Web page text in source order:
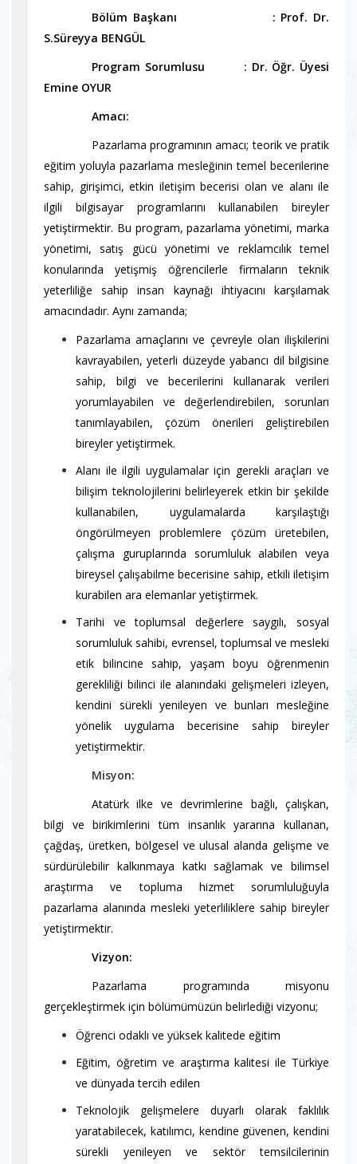
Bölüm Başkanı : Prof. Dr.
S.Süreyya BENGÜL
Program Sorumlusu : Dr. Öğr. Üyesi
Emine OYUR
Amacı:
Pazarlama programının amacı; teorik ve pratik
eğitim yoluyla pazarlama mesleğinin temel becerilerine
sahip, girişimci, etkin iletişim becerisi olan ve alanı ile
ilgili bilgisayar programlarını kullanabilen bireyler
yetiştirmektir. Bu program, pazarlama yönetimi, marka
yönetimi, satış gücü yönetimi ve reklamcılık temel
konularında yetişmiş öğrencilerle firmaların teknik
yeterliliğe sahip insan kaynağı ihtiyacını karşılamak
amacındadır. Aynı zamanda;
Pazarlama amaçlarını ve çevreyle olan ilişkilerini
kavrayabilen, yeterli düzeyde yabancı dil bilgisine
sahip, bilgi ve becerilerini kullanarak verileri
yorumlayabilen ve değerlendirebilen, sorunları
tanımlayabilen, çözüm önerileri geliştirebilen
bireyler yetiştirmek.
Alanı ile ilgili uygulamalar için gerekli araçları ve
bilişim teknolojilerini belirleyerek etkin bir şekilde
kullanabilen, uygulamalarda karşılaştığı
öngörülmeyen problemlere çözüm üretebilen,
çalışma guruplarında sorumluluk alabilen veya
bireysel çalışabilme becerisine sahip, etkili iletişim
kurabilen ara elemanlar yetiştirmek.
Tarihi ve toplumsal değerlere saygılı, sosyal
sorumluluk sahibi, evrensel, toplumsal ve mesleki
etik bilincine sahip, yaşam boyu öğrenmenin
gerekliliği bilinci ile alanındaki gelişmeleri izleyen,
kendini sürekli yenileyen ve bunları mesleğine
yönelik uygulama becerisine sahip bireyler
yetiştirmektir.
Misyon:
Atatürk ilke ve devrimlerine bağlı, çalışkan,
bilgi ve birikimlerini tüm insanlık yararına kullanan,
çağdaş, üretken, bölgesel ve ulusal alanda gelişme ve
sürdürülebilir kalkınmaya katkı sağlamak ve bilimsel
araştırma ve topluma hizmet sorumluluğuyla
pazarlama alanında mesleki yeterliliklere sahip bireyler
yetiştirmektir.
Vizyon:
Pazarlama programında misyonu
gerçekleştirmek için bölümümüzün belirlediği vizyonu;
Öğrenci odaklı ve yüksek kalitede eğitim
Eğitim, öğretim ve araştırma kalitesi ile Türkiye
ve dünyada tercih edilen
Teknolojik gelişmelere duyarlı olarak faklılık
yaratabilecek, katılımcı, kendine güvenen, kendini
sürekli yenileyen ve sektör temsilcilerinin